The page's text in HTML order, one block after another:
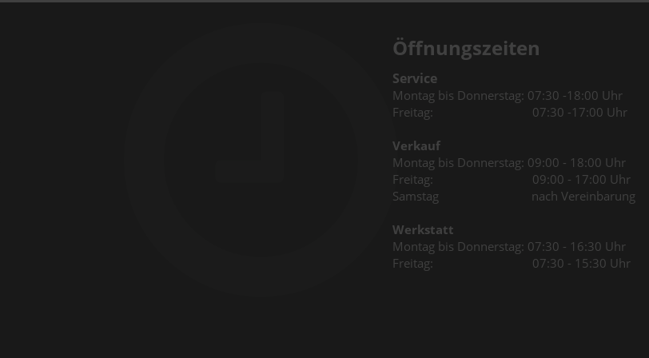
Öffnungszeiten
Service
Montag bis Donnerstag: 07:30 -18:00 Uhr
Freitag: 07:30 -17:00 Uhr
Verkauf
Montag bis Donnerstag: 09:00 - 18:00 Uhr
Freitag: 09:00 - 17:00 Uhr
Samstag nach Vereinbarung
Werkstatt
Montag bis Donnerstag: 07:30 - 16:30 Uhr
Freitag: 07:30 - 15:30 Uhr